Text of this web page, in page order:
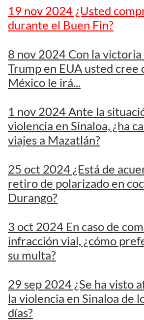
19 nov 2024 ¿Usted
durante el Buen Fin?
8 nov 2024 Con la
Trump en EUA usted cree
México le irá...
1 nov 2024 Ante la
violencia en Sinaloa, ¿ha
viajes a Mazatlán?
25 oct 2024 ¿Está de
retiro de polarizado en
Durango?
3 oct 2024 En caso de
infracción vial, ¿cómo
su multa?
29 sep 2024 ¿Se ha visto
la violencia en Sinaloa de
días?